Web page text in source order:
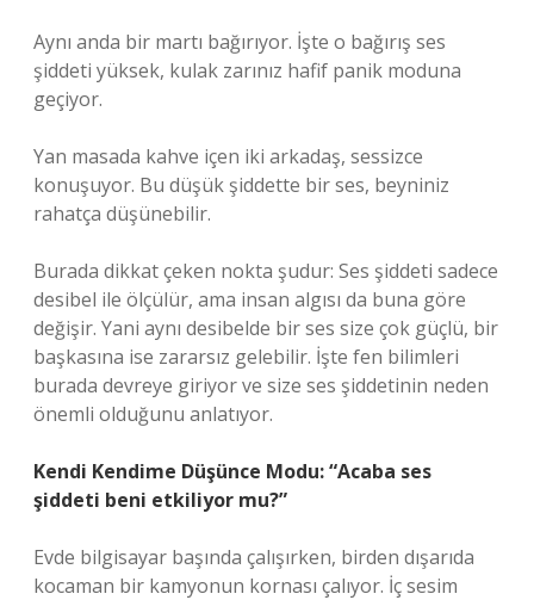
Aynı anda bir martı bağırıyor. İşte o bağırış ses
şiddeti yüksek, kulak zarınız hafif panik moduna
geçiyor.
Yan masada kahve içen iki arkadaş, sessizce
konuşuyor. Bu düşük şiddette bir ses, beyniniz
rahatça düşünebilir.
Burada dikkat çeken nokta şudur: Ses şiddeti sadece
desibel ile ölçülür, ama insan algısı da buna göre
değişir. Yani aynı desibelde bir ses size çok güçlü, bir
başkasına ise zararsız gelebilir. İşte fen bilimleri
burada devreye giriyor ve size ses şiddetinin neden
önemli olduğunu anlatıyor.
Kendi Kendime Düşünce Modu: “Acaba ses
şiddeti beni etkiliyor mu?”
Evde bilgisayar başında çalışırken, birden dışarıda
kocaman bir kamyonun kornası çalıyor. İç sesim